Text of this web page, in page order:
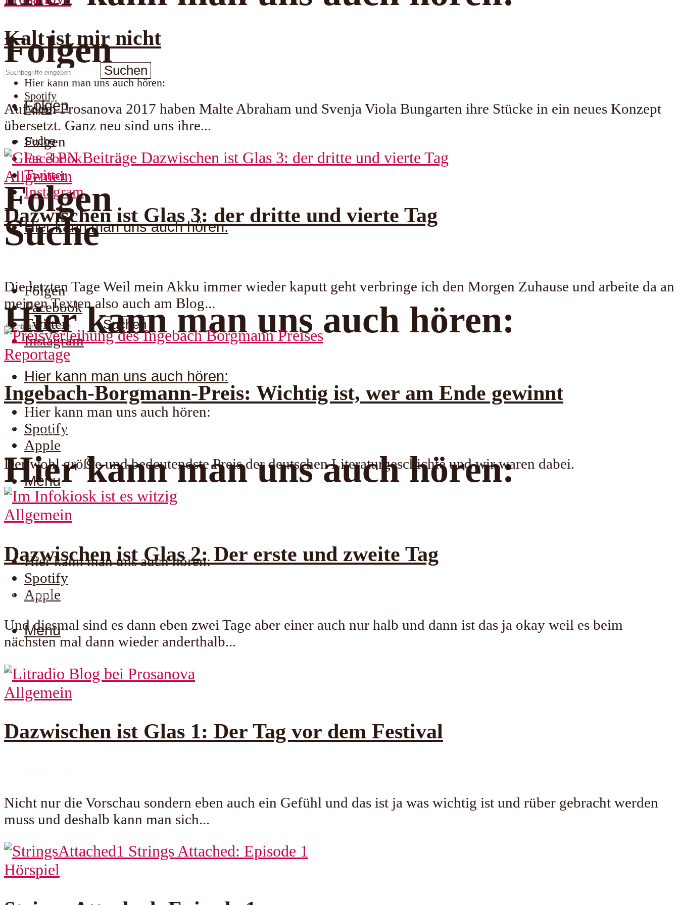
Hier kann man uns auch hören:
Spotify
Apple
Suche
Suche
Suchen
Folgen
Folgen
Facebook
Twitter
Instagram
Hier kann man uns auch hören:
Hier kann man uns auch hören:
Hier kann man uns auch hören:
Spotify
Apple
Menu
Suchen
Folgen
Folgen
Folgen
Facebook
Twitter
Instagram
Hier kann man uns auch hören:
Hier kann man uns auch hören:
Hier kann man uns auch hören:
Spotify
Apple
Menu
Kalt ist mir nicht
15. Juni 2017
Auf dem Prosanova 2017 haben Malte Abraham und Svenja Viola Bungarten ihre Stücke in ein neues Konzept
übersetzt. Ganz neu sind uns ihre...
Allgemein
Dazwischen ist Glas 3: der dritte und vierte Tag
Die letzten Tage Weil mein Akku immer wieder kaputt geht verbringe ich den Morgen Zuhause und arbeite da an
meinen Texten also auch am Blog...
Reportage
Ingebach-Borgmann-Preis: Wichtig ist, wer am Ende gewinnt
12. Juni 2017
Der wohl größte und bedeutendste Preis der deutschen Literaturgeschichte und wir waren dabei.
Allgemein
Dazwischen ist Glas 2: Der erste und zweite Tag
10. Juni 2017
Und diesmal sind es dann eben zwei Tage aber einer auch nur halb und dann ist das ja okay weil es beim
nächsten mal dann wieder anderthalb...
Allgemein
Dazwischen ist Glas 1: Der Tag vor dem Festival
Nicht nur die Vorschau sondern eben auch ein Gefühl und das ist ja was wichtig ist und rüber gebracht werden
muss und deshalb kann man sich...
Hörspiel